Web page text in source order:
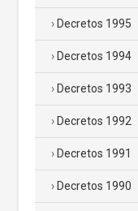
Decretos 1995
Decretos 1994
Decretos 1993
Decretos 1992
Decretos 1991
Decretos 1990